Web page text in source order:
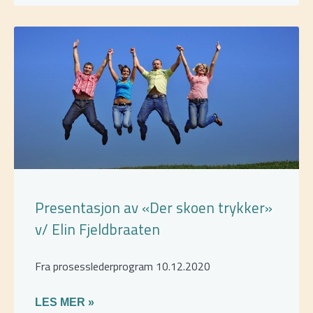
Presentasjon av «Der skoen trykker»
v/ Elin Fjeldbraaten
Fra prosesslederprogram 10.12.2020
LES MER »